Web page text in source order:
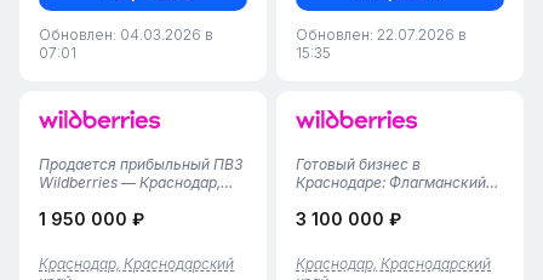
Обновлен: 04.03.2026 в
07:01
Обновлен: 22.07.2026 в
15:35
Продается прибыльный ПВЗ
Wildberries — Краснодар,
(Западный округ)Новый,
отличными условиями и
высоким потенциалом
1 950 000 ₽
Краснодар, Краснодарский
Готовый бизнес в
Краснодаре: Флагманский
года успеха!)Предлагаем к
самых мощных и
стабильных пунктов выдачи
3 100 000 ₽
Краснодар, Краснодарский